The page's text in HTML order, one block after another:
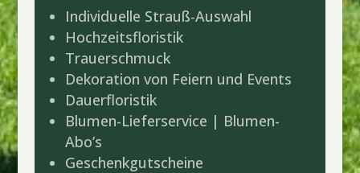
Individuelle Strauß-Auswahl
Hochzeitsfloristik
Trauerschmuck
Dekoration von Feiern und Events
Dauerfloristik
Blumen-Lieferservice | Blumen-
Abo’s
Geschenkgutscheine